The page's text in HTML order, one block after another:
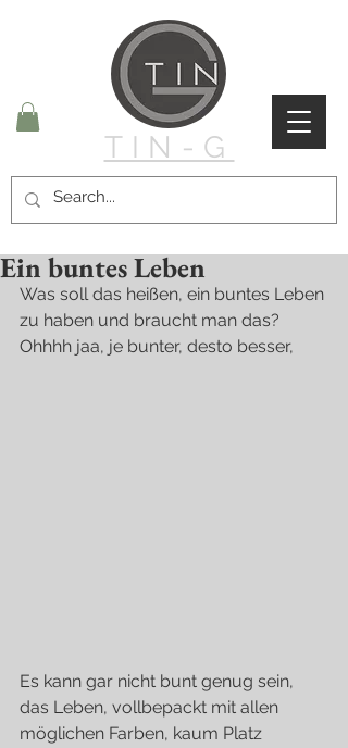
TIN-G
Ein buntes Leben
Was soll das heißen, ein buntes Leben
zu haben und braucht man das?
Ohhhh jaa, je bunter, desto besser,
Es kann gar nicht bunt genug sein,
das Leben, vollbepackt mit allen
möglichen Farben, kaum Platz